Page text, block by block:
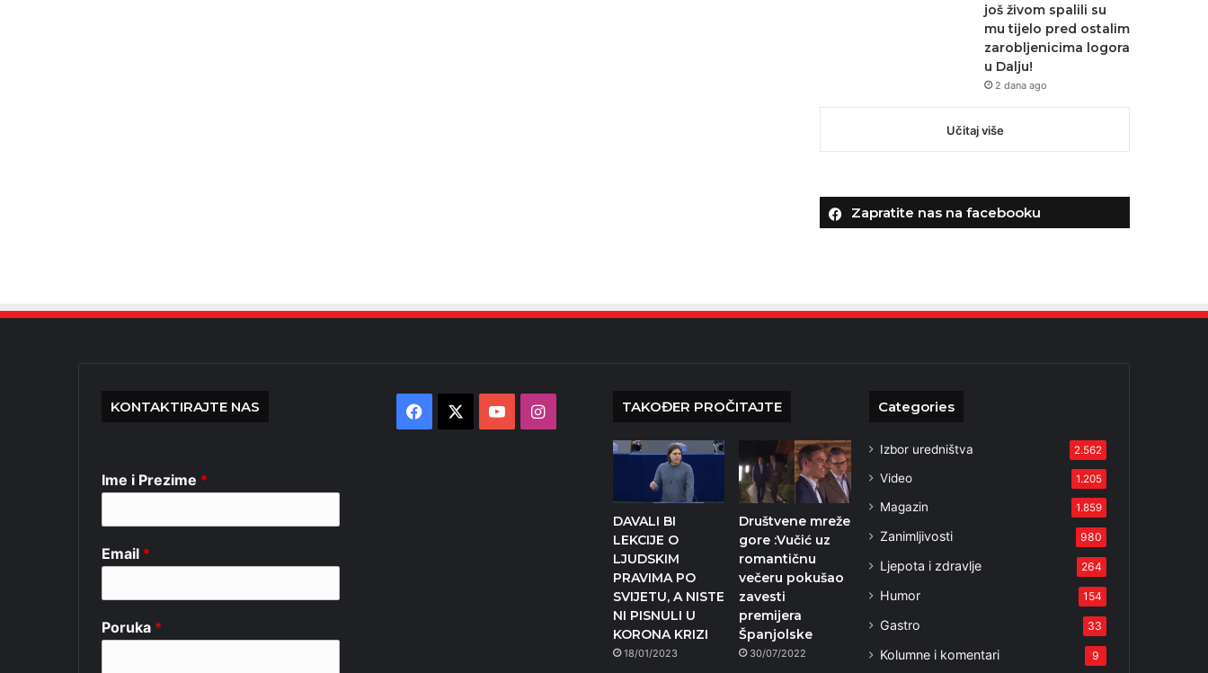
još živom spalili su
mu tijelo pred ostalim
zarobljenicima logora
u Dalju!
2 dana ago
Učitaj više
Zapratite nas na facebooku
KONTAKTIRAJTE NAS
Ime i Prezime *
Email *
Poruka *
Facebook YouTubeInstagram TAKOĐER PROČITAJTE
DAVALI BI
LEKCIJE O
LJUDSKIM
PRAVIMA PO
SVIJETU, A NISTE
NI PISNULI U
KORONA KRIZI
18/01/2023
Društvene mreže
gore :Vučić uz
romantičnu
večeru pokušao
zavesti
premijera
Španjolske
30/07/2022
Categories
Izbor uredništva 2.562
Video 1.205
Magazin 1.859
Zanimljivosti 980
Ljepota i zdravlje 264
Humor 154
Gastro 33
Kolumne i komentari 9